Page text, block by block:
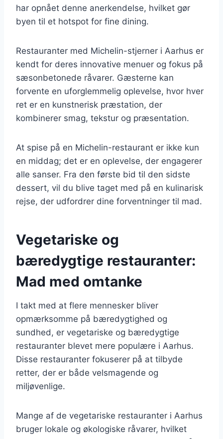
har opnået denne anerkendelse, hvilket gør
byen til et hotspot for fine dining.
Restauranter med Michelin-stjerner i Aarhus er
kendt for deres innovative menuer og fokus på
sæsonbetonede råvarer. Gæsterne kan
forvente en uforglemmelig oplevelse, hvor hver
ret er en kunstnerisk præstation, der
kombinerer smag, tekstur og præsentation.
At spise på en Michelin-restaurant er ikke kun
en middag; det er en oplevelse, der engagerer
alle sanser. Fra den første bid til den sidste
dessert, vil du blive taget med på en kulinarisk
rejse, der udfordrer dine forventninger til mad.
Vegetariske og
bæredygtige restauranter:
Mad med omtanke
I takt med at flere mennesker bliver
opmærksomme på bæredygtighed og
sundhed, er vegetariske og bæredygtige
restauranter blevet mere populære i Aarhus.
Disse restauranter fokuserer på at tilbyde
retter, der er både velsmagende og
miljøvenlige.
Mange af de vegetariske restauranter i Aarhus
bruger lokale og økologiske råvarer, hvilket